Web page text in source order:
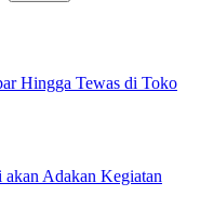
Hingga Tewas di Toko
Adakan Kegiatan